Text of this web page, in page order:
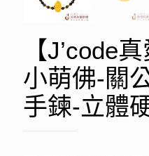
【J’code
小萌佛-關
手鍊-立體